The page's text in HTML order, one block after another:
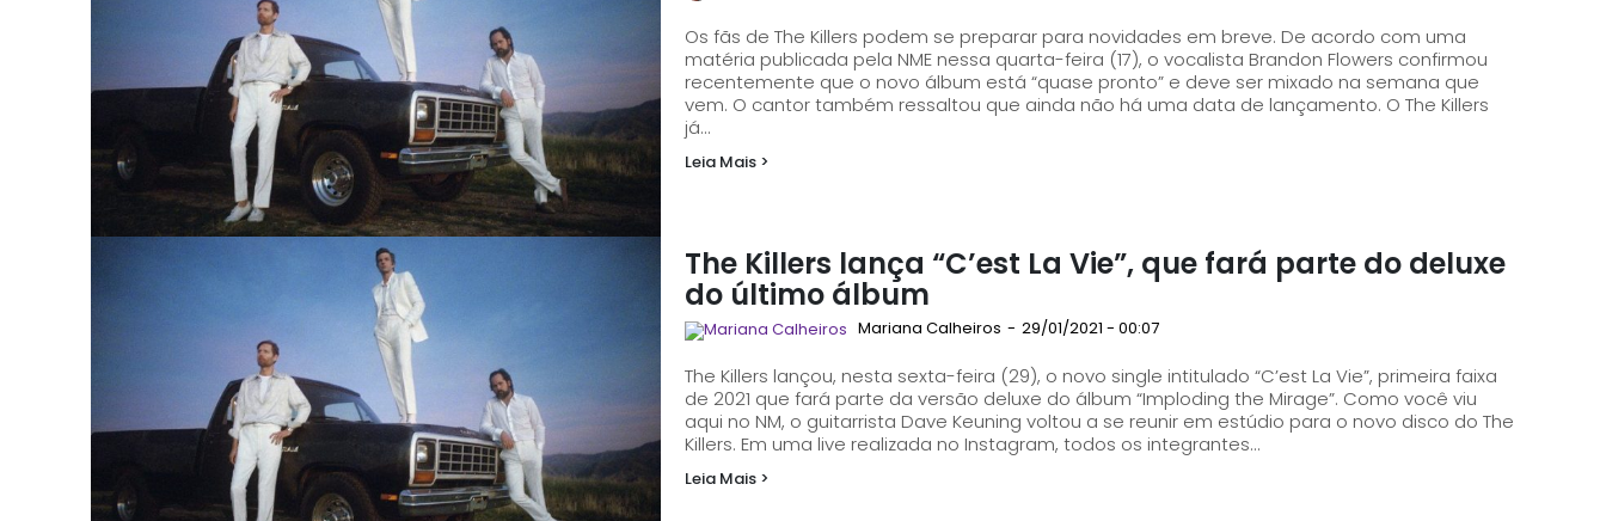
Os fãs de The Killers podem se preparar para novidades em breve. De acordo com uma
matéria publicada pela NME nessa quarta-feira (17), o vocalista Brandon Flowers confirmou
recentemente que o novo álbum está “quase pronto” e deve ser mixado na semana que
vem. O cantor também ressaltou que ainda não há uma data de lançamento. O The Killers
já...
Leia Mais >
The Killers lança “C’est La Vie”, que fará parte do deluxe
do último álbum
Mariana Calheiros - 29/01/2021 - 00:07
The Killers lançou, nesta sexta-feira (29), o novo single intitulado “C’est La Vie”, primeira faixa
de 2021 que fará parte da versão deluxe do álbum “Imploding the Mirage”. Como você viu
aqui no NM, o guitarrista Dave Keuning voltou a se reunir em estúdio para o novo disco do The
Killers. Em uma live realizada no Instagram, todos os integrantes...
Leia Mais >